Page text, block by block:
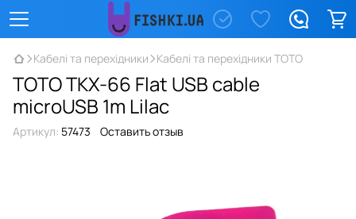
Кабелі та перехідники Кабелі та перехідники TOTO
TOTO TKX-66 Flat USB cable
microUSB 1m Lilac
Артикул: 57473 Оставить отзыв